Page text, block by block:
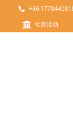
+86
社群活动